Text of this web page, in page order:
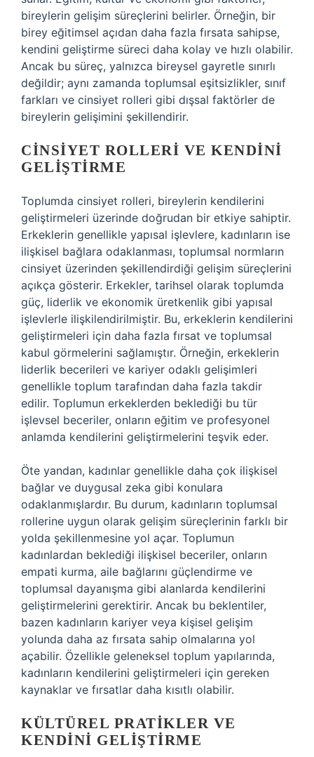
bireylerin gelişim süreçlerini belirler. Örneğin, bir
birey eğitimsel açıdan daha fazla fırsata sahipse,
kendini geliştirme süreci daha kolay ve hızlı olabilir.
Ancak bu süreç, yalnızca bireysel gayretle sınırlı
değildir; aynı zamanda toplumsal eşitsizlikler, sınıf
farkları ve cinsiyet rolleri gibi dışsal faktörler de
bireylerin gelişimini şekillendirir.
CINSIYET ROLLERI VE KENDINI
GELIŞTIRME
Toplumda cinsiyet rolleri, bireylerin kendilerini
geliştirmeleri üzerinde doğrudan bir etkiye sahiptir.
Erkeklerin genellikle yapısal işlevlere, kadınların ise
ilişkisel bağlara odaklanması, toplumsal normların
cinsiyet üzerinden şekillendirdiği gelişim süreçlerini
açıkça gösterir. Erkekler, tarihsel olarak toplumda
güç, liderlik ve ekonomik üretkenlik gibi yapısal
işlevlerle ilişkilendirilmiştir. Bu, erkeklerin kendilerini
geliştirmeleri için daha fazla fırsat ve toplumsal
kabul görmelerini sağlamıştır. Örneğin, erkeklerin
liderlik becerileri ve kariyer odaklı gelişimleri
genellikle toplum tarafından daha fazla takdir
edilir. Toplumun erkeklerden beklediği bu tür
işlevsel beceriler, onların eğitim ve profesyonel
anlamda kendilerini geliştirmelerini teşvik eder.
Öte yandan, kadınlar genellikle daha çok ilişkisel
bağlar ve duygusal zeka gibi konulara
odaklanmışlardır. Bu durum, kadınların toplumsal
rollerine uygun olarak gelişim süreçlerinin farklı bir
yolda şekillenmesine yol açar. Toplumun
kadınlardan beklediği ilişkisel beceriler, onların
empati kurma, aile bağlarını güçlendirme ve
toplumsal dayanışma gibi alanlarda kendilerini
geliştirmelerini gerektirir. Ancak bu beklentiler,
bazen kadınların kariyer veya kişisel gelişim
yolunda daha az fırsata sahip olmalarına yol
açabilir. Özellikle geleneksel toplum yapılarında,
kadınların kendilerini geliştirmeleri için gereken
kaynaklar ve fırsatlar daha kısıtlı olabilir.
KÜLTÜREL PRATIKLER VE
KENDINI GELIŞTIRME